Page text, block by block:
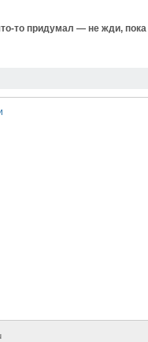
то придумал — не жди,